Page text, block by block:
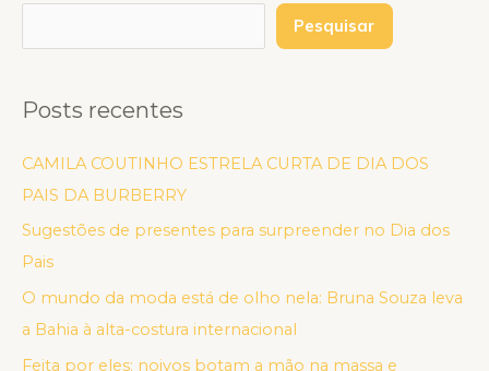
Pesquisar
Posts recentes
CAMILA COUTINHO ESTRELA CURTA DE DIA DOS
PAIS DA BURBERRY
Sugestões de presentes para surpreender no Dia dos
Pais
O mundo da moda está de olho nela: Bruna Souza leva
a Bahia à alta-costura internacional
Feita por eles: noivos botam a mão na massa e